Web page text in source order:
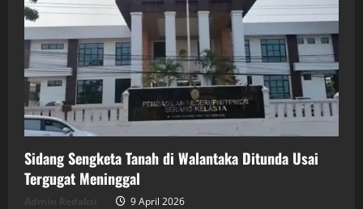
Sidang Sengketa Tanah di Walantaka Ditunda Usai
Tergugat Meninggal
9 April 2026